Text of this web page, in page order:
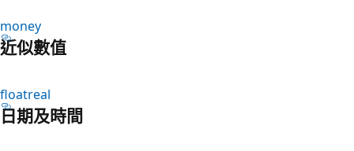
money
近似數值
floatreal
日期及時間